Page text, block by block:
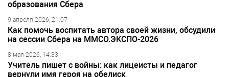
образования Сбера
9 апреля 2026, 21:07
Как помочь воспитать автора своей жизни, обсудили
на сессии Сбера на ММСО.ЭКСПО-2026
8 мая 2026, 14:33
Учитель пишет с войны: как лицеисты и педагог
вернули имя героя на обелиск